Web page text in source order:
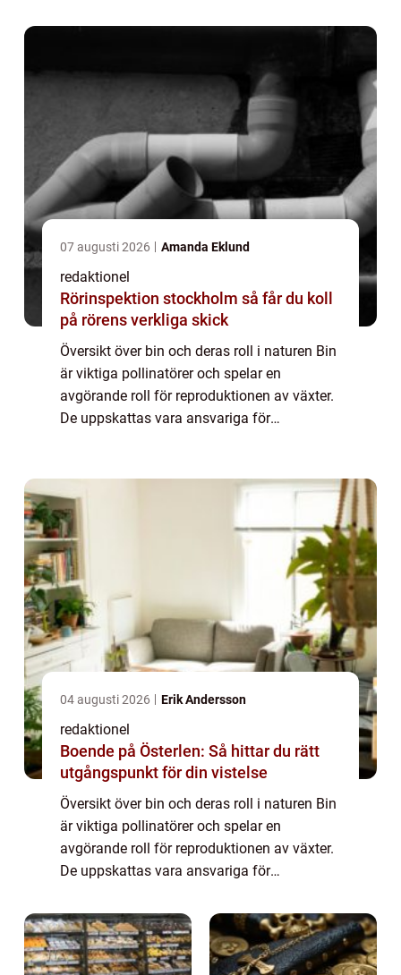
07 augusti 2026 Amanda Eklund
redaktionel
Rörinspektion stockholm så får du koll
på rörens verkliga skick
Översikt över bin och deras roll i naturen Bin
är viktiga pollinatörer och spelar en
avgörande roll för reproduktionen av växter.
De uppskattas vara ansvariga för
04 augusti 2026 Erik Andersson
redaktionel
Boende på Österlen: Så hittar du rätt
utgångspunkt för din vistelse
Översikt över bin och deras roll i naturen Bin
är viktiga pollinatörer och spelar en
avgörande roll för reproduktionen av växter.
De uppskattas vara ansvariga för
blommande växter. Genom att föra pollen
från man...